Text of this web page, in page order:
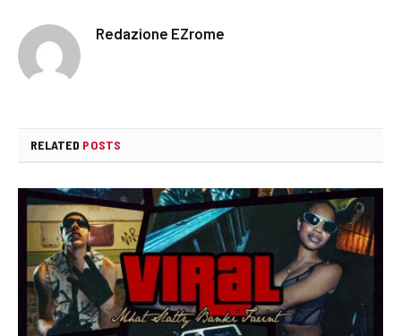
Redazione EZrome
RELATED POSTS